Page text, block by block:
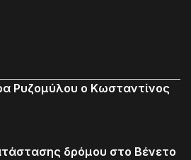
Ρυζομύλου ο Κωσταντίνος
δρόμου στο Βένετο